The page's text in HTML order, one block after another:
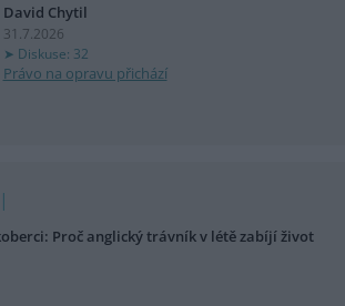
David Chytil
31.7.2026
Diskuse: 32
Právo na opravu přichází
Proč anglický trávník v létě zabíjí život